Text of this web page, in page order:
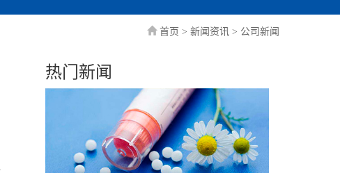
首页 > 新闻资讯 > 公司新闻
热门新闻